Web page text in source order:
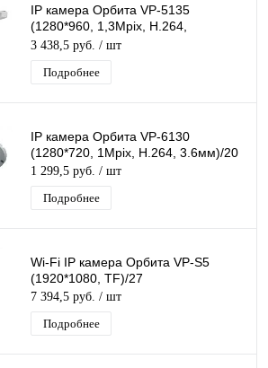
IP камера Орбита VP-5135
(1280*960, 1,3Mpix, H.264,
3.6мм)/20
3 438,5 руб. / шт
Подробнее
IP камера Орбита VP-6130
(1280*720, 1Mpix, H.264, 3.6мм)/20
1 299,5 руб. / шт
Подробнее
Wi-Fi IP камера Орбита VP-S5
(1920*1080, TF)/27
7 394,5 руб. / шт
Подробнее